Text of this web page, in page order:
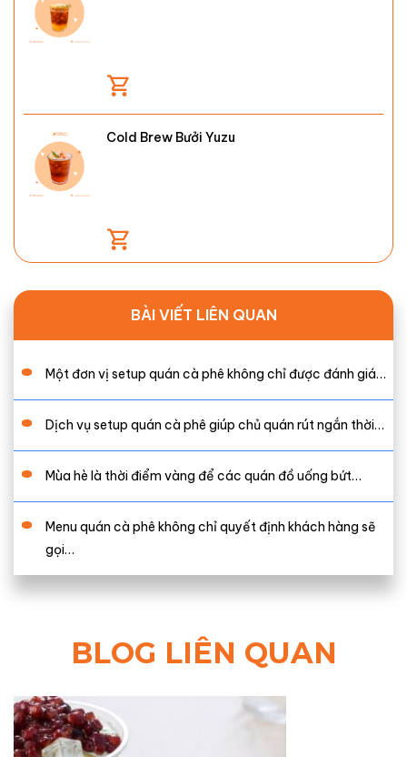
Cold Brew Bưởi Yuzu
BÀI VIẾT LIÊN QUAN
Một đơn vị setup quán cà phê không chỉ được đánh giá…
Dịch vụ setup quán cà phê giúp chủ quán rút ngắn thời…
Mùa hè là thời điểm vàng để các quán đồ uống bứt…
Menu quán cà phê không chỉ quyết định khách hàng sẽ
gọi…
BLOG LIÊN QUAN